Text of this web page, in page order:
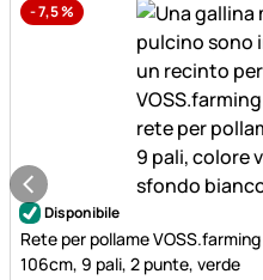
-7,5%
Disponibile
Rete per pollame
106cm, 9 pali, 2 punte, verde